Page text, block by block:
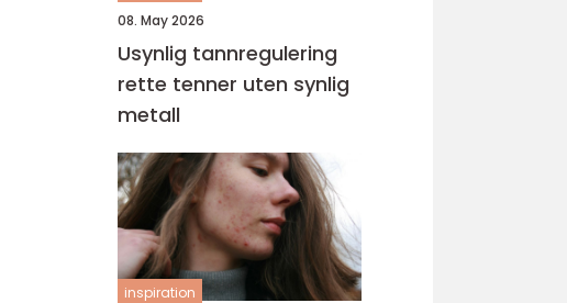
08. May 2026
Usynlig tannregulering
rette tenner uten synlig
metall
inspiration